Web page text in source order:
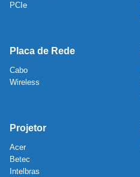
PCIe
Placa de Rede
Cabo
Wireless
Projetor
Acer
Betec
Intelbras